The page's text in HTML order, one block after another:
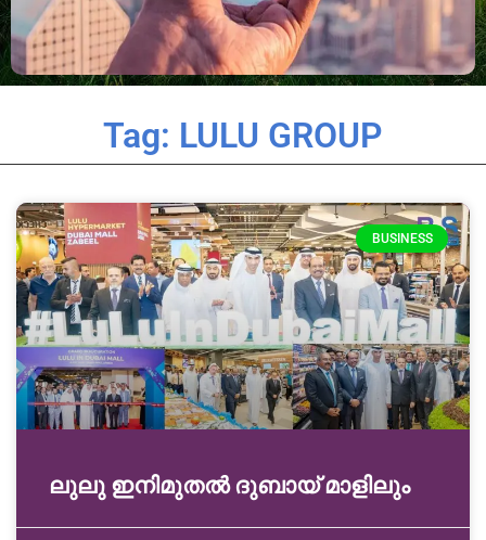
Tag: LULU GROUP
BUSINESS
ലുലു ഇനിമുതൽ ദുബായ്‌ മാളിലും